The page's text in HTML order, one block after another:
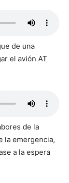
de una
el avión AT
de la
la emergencia,
a la espera